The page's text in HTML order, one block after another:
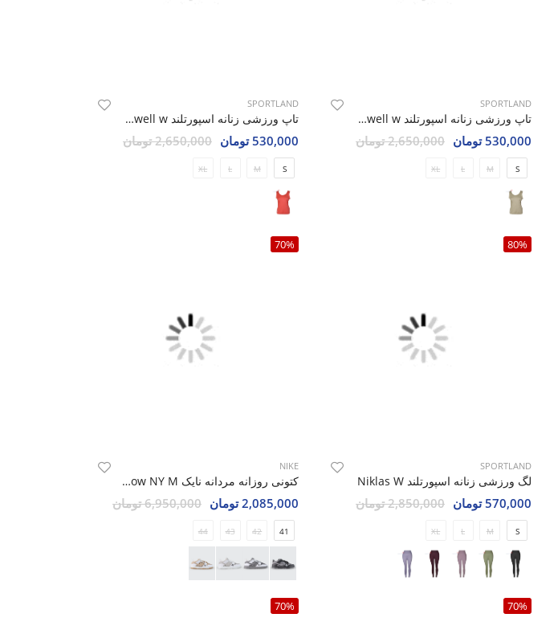
SPORTLAND
تاپ ورزشی زنانه اسپورتلند Howell w
530,000 تومان 2,650,000 تومان
S
M
L
XL
SPORTLAND
تاپ ورزشی زنانه اسپورتلند Howell w
530,000 تومان 2,650,000 تومان
S
M
L
XL
80%
SPORTLAND
لگ ورزشی زنانه اسپورتلند Niklas W
570,000 تومان 2,850,000 تومان
S
M
L
XL
70%
NIKE
کتونی روزانه مردانه نایک Nike Nike Dunk Low NY M
2,085,000 تومان 6,950,000 تومان
41
42
43
44
70%
70%